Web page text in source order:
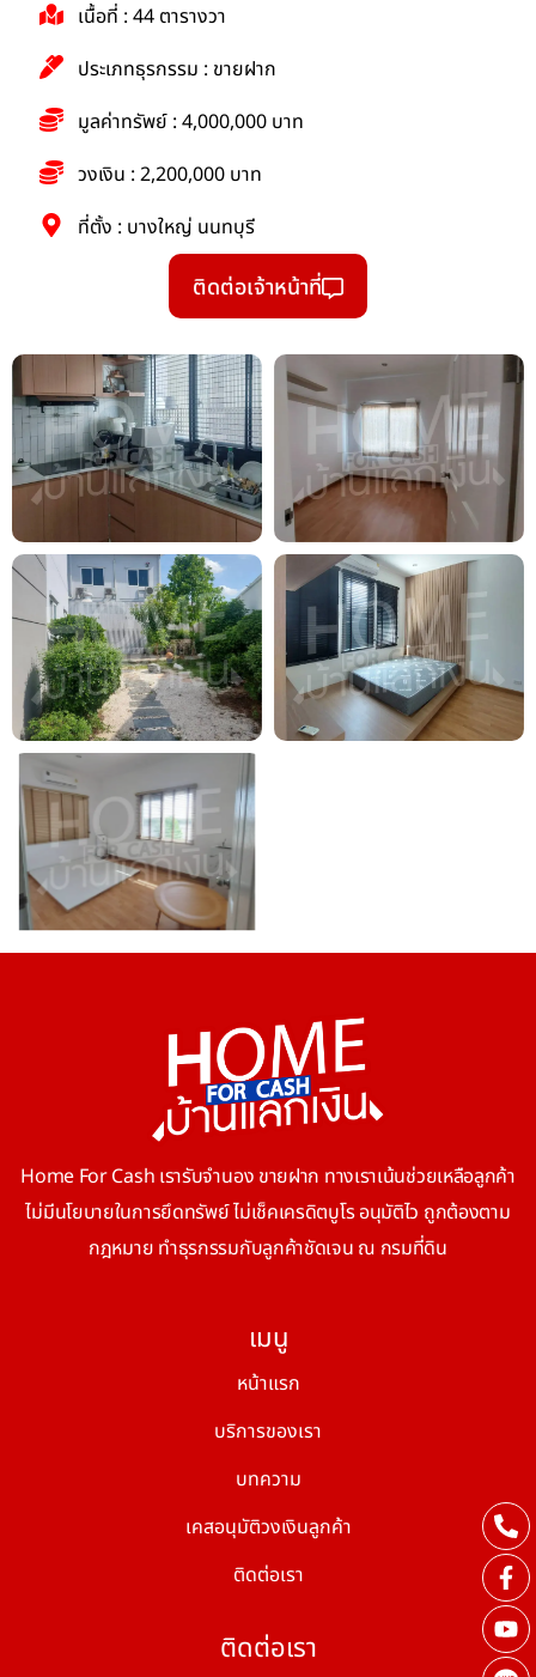
เนื้อที่ : 44 ตารางวา
ประเภทธุรกรรม : ขายฝาก
มูลค่าทรัพย์ : 4,000,000 บาท
วงเงิน : 2,200,000 บาท
ที่ตั้ง : บางใหญ่ นนทบุรี
ติดต่อเจ้าหน้าที่
Home For Cash เรารับจำนอง ขายฝาก ทางเราเน้นช่วยเหลือลูกค้า
ไม่มีนโยบายในการยึดทรัพย์ ไม่เช็คเครดิตบูโร อนุมัติไว ถูกต้องตาม
กฎหมาย ทำธุรกรรมกับลูกค้าชัดเจน ณ กรมที่ดิน
เมนู
หน้าแรก
บริการของเรา
บทความ
เคสอนุมัติวงเงินลูกค้า
ติดต่อเรา
ติดต่อเรา